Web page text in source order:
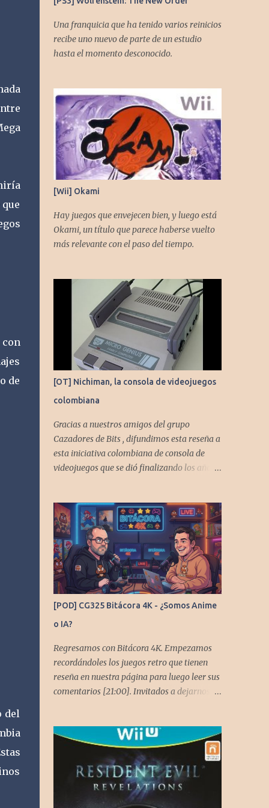
de
del
Una franquicia que ha tenido varios reinicios
recibe uno nuevo de parte de un estudio
hasta el momento desconocido.
[Wii] Okami
Hay juegos que envejecen bien, y luego está
Okami, un título que parece haberse vuelto
más relevante con el paso del tiempo.
[OT] Nichiman, la consola de videojuegos
colombiana
Gracias a nuestros amigos del grupo
Cazadores de Bits , difundimos esta reseña a
esta iniciativa colombiana de consola de
videojuegos que se dió finalizando los años
[POD] CG325 Bitácora 4K - ¿Somos Anime
o IA?
Regresamos con Bitácora 4K. Empezamos
recordándoles los juegos retro que tienen
reseña en nuestra página para luego leer sus
comentarios [21:00]. Invitados a dejarnos
pero lo usaremos para comentarles algunos
cambios que queremos hacer en el podcast.
Los acompañan @GoombaVictor y
@flagstaad que no estarían aquí si no es por
ustedes. Muchas gracias a todos los que nos